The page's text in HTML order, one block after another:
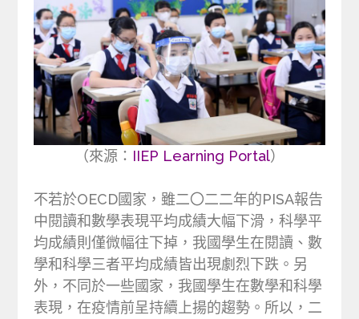
（來源： IIEP Learning Portal）
不若於OECD國家，雖二〇二二年的PISA報告
中閱讀和數學表現平均成績大幅下滑，科學平
均成績則僅微幅往下掉，我國學生在閱讀、數
學和科學三者平均成績皆出現劇烈下跌。另
外，不同於一些國家，我國學生在數學和科學
表現，在疫情前呈持續上揚的趨勢。所以，二